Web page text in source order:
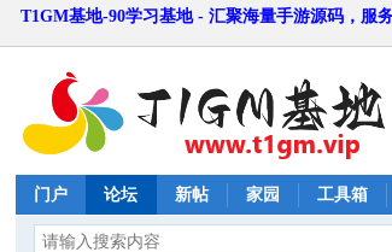
T1GM基地-90学习基地 - 汇聚海量手游源码，服
门户 论坛 新帖 家园 工具箱